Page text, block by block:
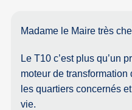
Madame le Maire très
Le T10 c’est plus qu’un
moteur de
les quartiers concernés
vie.